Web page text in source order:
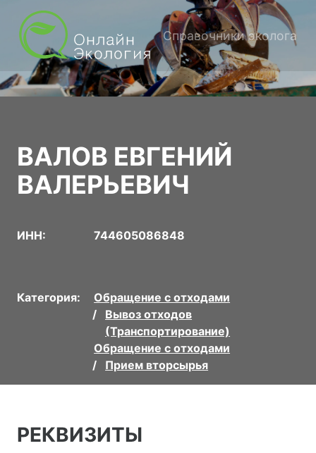
Справочники эколога
ВАЛОВ ЕВГЕНИЙ
ВАЛЕРЬЕВИЧ
ИНН: 744605086848
Категория:
Обращение с отходами
Вывоз отходов
(Транспортирование)
Обращение с отходами
Прием вторсырья
РЕКВИЗИТЫ